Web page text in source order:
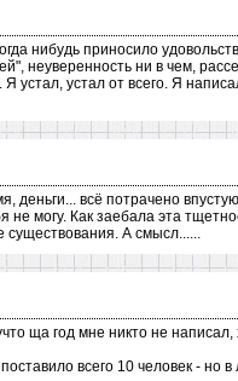
нибудь приносило
неуверенность ни в чем,
устал от всего. Я
деньги... всё потрачено
могу. Как заебала эта
существования. А смысл......
ща год мне никто не
всего 10 человек - но